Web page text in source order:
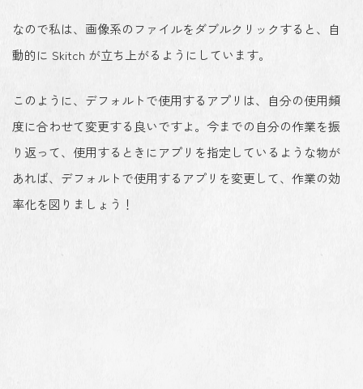
なので私は、画像系のファイルをダブルクリックすると、自
動的に Skitch が立ち上がるようにしています。
このように、デフォルトで使用するアプリは、自分の使用頻
度に合わせて変更する良いですよ。今までの自分の作業を振
り返って、使用するときにアプリを指定しているような物が
あれば、デフォルトで使用するアプリを変更して、作業の効
率化を図りましょう！